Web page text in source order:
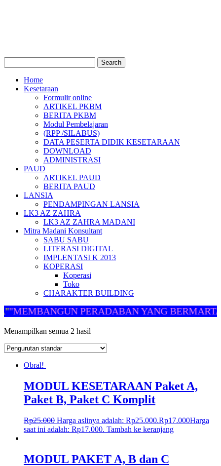
Home
Kesetaraan
Formulir online
ARTIKEL PKBM
BERITA PKBM
Modul Pembelajaran
(RPP /SILABUS)
DATA PESERTA DIDIK KESETARAAN
DOWNLOAD
ADMINISTRASI
PAUD
ARTIKEL PAUD
BERITA PAUD
LANSIA
PENDAMPINGAN LANSIA
LK3 AZ ZAHRA
LK3 AZ ZAHRA MADANI
Mitra Madani Konsultant
SABU SABU
LITERASI DIGITAL
IMPLENTASI K 2013
KOPERASI
Koperasi
Toko
CHARAKTER BUILDING
"MEMBANGUN PERADABAN YANG
Menampilkan semua 2 hasil
Obral!
MODUL KESETARAAN Paket A,
Paket B, Paket C Komplit
Rp25.000 Harga aslinya adalah: Rp25.000.Rp17.000Harga
saat ini adalah: Rp17.000. Tambah ke keranjang
MODUL PAKET A, B dan C